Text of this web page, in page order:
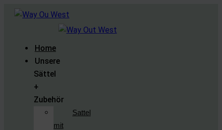
Home
Unsere
Sättel
+
Zubehör
Sattel
mit